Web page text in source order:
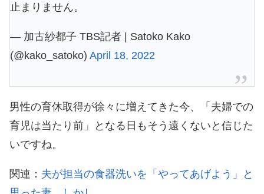
止まりません。
— 加古紗都子 TBS記者 | Satoko Kako
(@kako_satoko) April 18, 2022
男性の育休取得が徐々に増えてきた今、「夫婦での
育児は当たり前」となる日もそう遠くないと信じた
いですね。
関連： 夫が担当の食器洗いを「やってあげよう」と